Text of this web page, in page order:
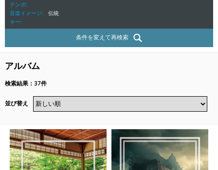
テンポ
音楽イメージ
伝統
キー
条件を変えて再検索
アルバム
検索結果：37件
並び替え